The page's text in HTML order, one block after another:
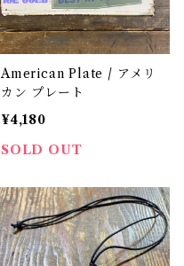
American Plate / アメリ
カン プレート
¥4,180
SOLD OUT